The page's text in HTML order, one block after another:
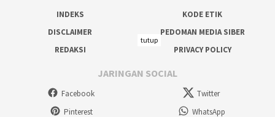
INDEKS
KODE ETIK
DISCLAIMER
PEDOMAN MEDIA SIBER
REDAKSI
PRIVACY POLICY
JARINGAN SOCIAL
Facebook
Twitter
Pinterest
WhatsApp
tutup